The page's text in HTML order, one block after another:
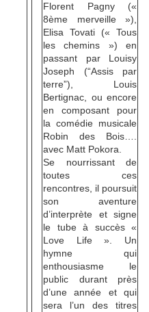
Florent Pagny («
8ème merveille »),
Elisa Tovati (« Tous
les chemins ») en
passant par Louisy
Joseph (“Assis par
terre”), Louis
Bertignac, ou encore
en composant pour
la comédie musicale
Robin des Bois….
avec Matt Pokora.
Se nourrissant de
toutes ces
rencontres, il poursuit
son aventure
d’interprète et signe
le tube à succès «
Love Life ». Un
hymne qui
enthousiasme le
public durant près
d’une année et qui
sera l’un des titres